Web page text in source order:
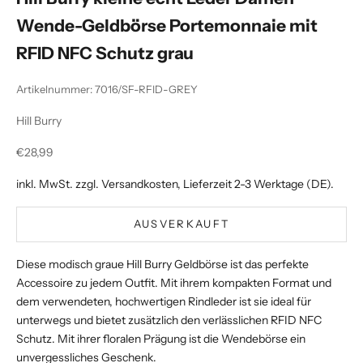
Wende-Geldbörse Portemonnaie mit
RFID NFC Schutz grau
Artikelnummer: 7016/SF-RFID-GREY
Hill Burry
Angebot
€28,99
inkl. MwSt. zzgl. Versandkosten, Lieferzeit 2-3 Werktage (DE).
AUSVERKAUFT
Diese modisch graue Hill Burry Geldbörse ist das perfekte
Accessoire zu jedem Outfit. Mit ihrem kompakten Format und
dem verwendeten, hochwertigen Rindleder ist sie ideal für
unterwegs und bietet zusätzlich den verlässlichen RFID NFC
Schutz. Mit ihrer floralen Prägung ist die Wendebörse ein
unvergessliches Geschenk.